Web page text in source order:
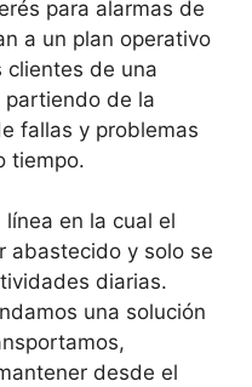
para alarmas de
a un plan operativo
clientes de una
partiendo de la
fallas y problemas
tiempo.
en la cual el
abastecido y solo se
diarias.
una solución
desde el